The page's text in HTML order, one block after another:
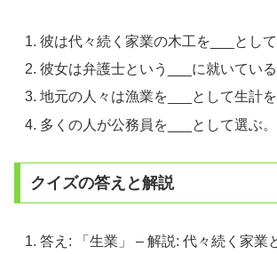
彼は代々続く家業の木工を___として
彼女は弁護士という___に就いている
地元の人々は漁業を___として生計を
多くの人が公務員を___として選ぶ。
クイズの答えと解説
答え: 「生業」 – 解説: 代々続く家業